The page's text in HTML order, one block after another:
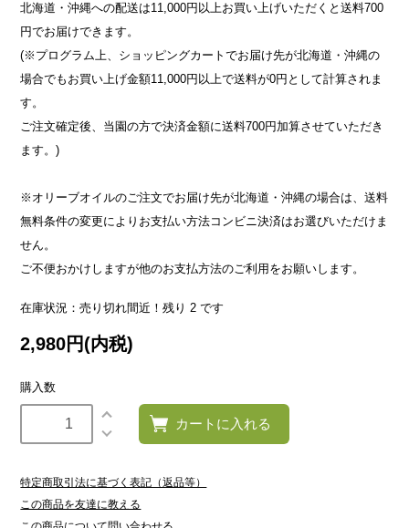
北海道・沖縄への配送は11,000円以上お買い上げいただくと送料700
円でお届けできます。
(※プログラム上、ショッピングカートでお届け先が北海道・沖縄の
場合でもお買い上げ金額11,000円以上で送料が0円として計算されま
す。
ご注文確定後、当園の方で決済金額に送料700円加算させていただき
ます。)
※オリーブオイルのご注文でお届け先が北海道・沖縄の場合は、送料
無料条件の変更によりお支払い方法コンビニ決済はお選びいただけま
せん。
ご不便おかけしますが他のお支払方法のご利用をお願いします。
在庫状況：売り切れ間近！残り 2 です
2,980円(内税)
購入数
カートに入れる
特定商取引法に基づく表記（返品等）
この商品を友達に教える